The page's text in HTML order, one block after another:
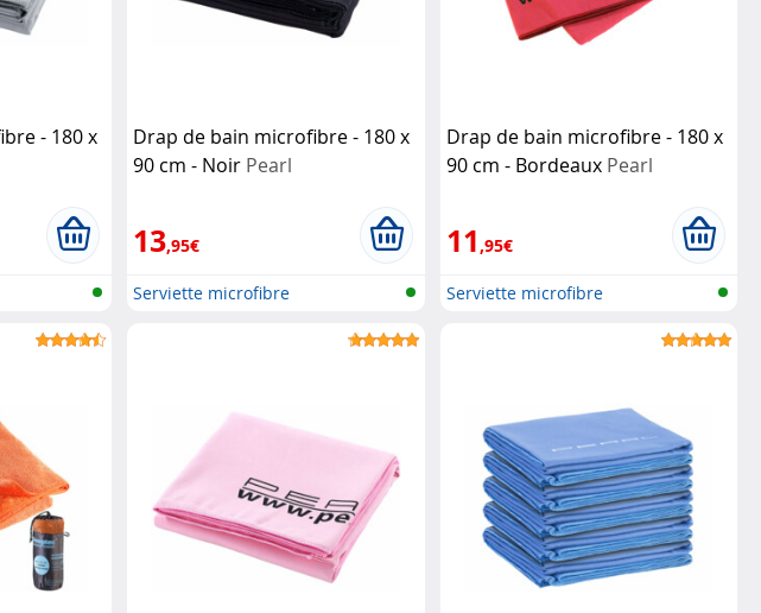
- 180 x
Drap de bain microfibre - 180 x
90 cm - Noir Pearl
13,95€
Serviette microfibre
Drap de bain microfibre - 180 x
90 cm - Bordeaux Pearl
11,95€
Serviette microfibre